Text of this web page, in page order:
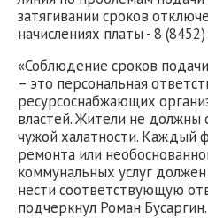
затягивании сроков
начислениях платы - 8
«Соблюдение сроков
– это персональная
ресурсоснабжающих
властей. Жители не должны
чужой халатности. Каждый
ремонта или
коммунальных услуг
нести соответствующую
подчеркнул Роман Бусаргин.